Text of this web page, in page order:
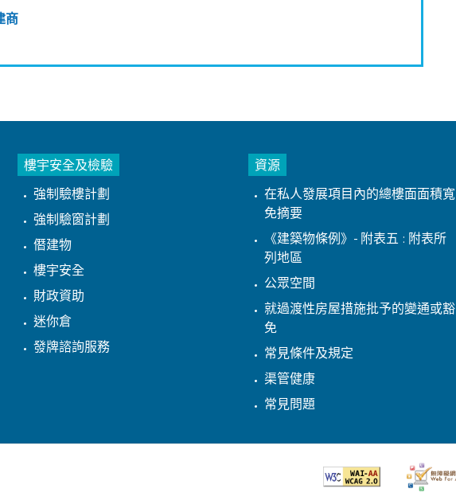
商
樓宇安全及檢驗
強制驗樓計劃
強制驗窗計劃
僭建物
樓宇安全
財政資助
迷你倉
發牌諮詢服務
資源
在私人發展項目內的總樓面面積寬
免摘要
《建築物條例》- 附表五 : 附表所
列地區
公眾空間
就過渡性房屋措施批予的變通或豁
免
常見條件及規定
渠管健康
常見問題